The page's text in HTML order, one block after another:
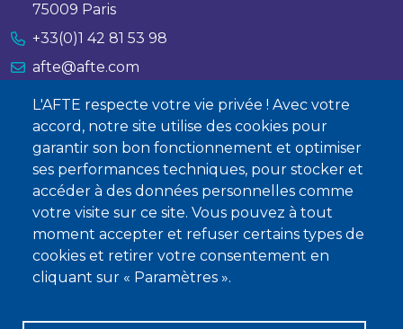
L'AFTE respecte votre vie privée ! Avec votre
accord, notre site utilise des cookies pour
garantir son bon fonctionnement et optimiser
ses performances techniques, pour stocker et
accéder à des données personnelles comme
votre visite sur ce site. Vous pouvez à tout
moment accepter et refuser certains types de
cookies et retirer votre consentement en
cliquant sur « Paramètres ».
75009 Paris
+33(0)1 42 81 53 98
afte@afte.com
Nous contacter
À propos
Qui sommes-nous ?
Devenir membre